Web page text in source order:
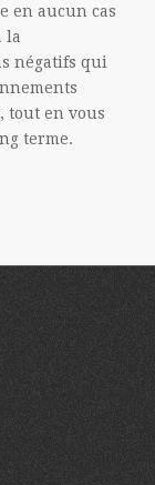
en aucun cas
la
négatifs qui
tout en vous
terme.